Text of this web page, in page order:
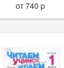
от 740 p